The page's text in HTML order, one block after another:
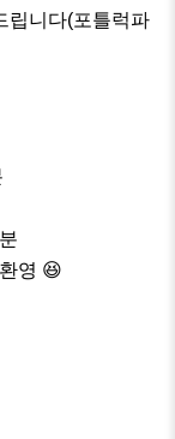
립니다(포틀럭파
영 😆